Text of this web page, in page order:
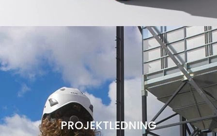
PROJEKTLEDNING